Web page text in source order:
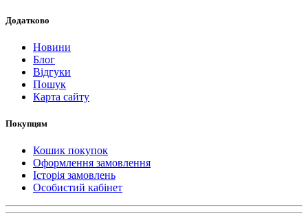
Додатково
Новини
Блог
Відгуки
Пошук
Карта сайту
Покупцям
Кошик покупок
Оформлення замовлення
Історія замовлень
Особистий кабінет